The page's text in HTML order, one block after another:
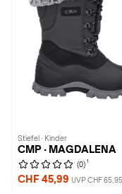
Stiefel · Kinder
CMP · MAGDALENA
(0) 1
CHF 45,99 UVP CHF 65,95